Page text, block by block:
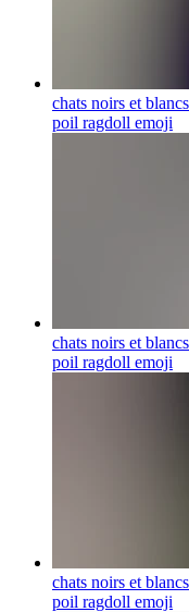
chats noirs et
poil ragdoll emoji
chats noirs et
poil ragdoll emoji
chats noirs et
poil ragdoll emoji